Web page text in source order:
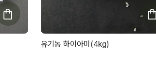
유기농 하이아미(4kg)